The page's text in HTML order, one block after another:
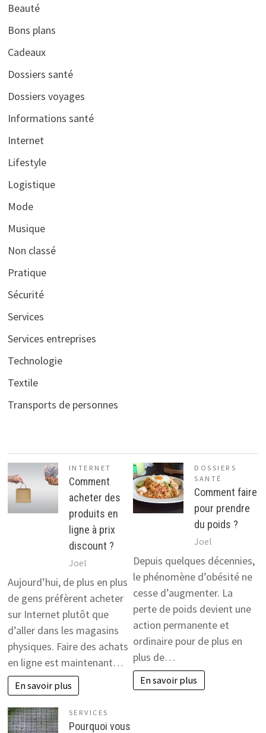
Beauté
Bons plans
Cadeaux
Dossiers santé
Dossiers voyages
Informations santé
Internet
Lifestyle
Logistique
Mode
Musique
Non classé
Pratique
Sécurité
Services
Services entreprises
Technologie
Textile
Transports de personnes
INTERNET
Comment
acheter des
produits en
ligne à prix
discount ?
Joel
Aujourd’hui, de plus en plus
de gens préfèrent acheter
sur Internet plutôt que
d’aller dans les magasins
physiques. Faire des achats
en ligne est maintenant…
En savoir plus
DOSSIERS
SANTÉ
Comment faire
pour prendre
du poids ?
Joel
Depuis quelques décennies,
le phénomène d’obésité ne
cesse d’augmenter. La
perte de poids devient une
action permanente et
ordinaire pour de plus en
plus de…
En savoir plus
SERVICES
Pourquoi vous